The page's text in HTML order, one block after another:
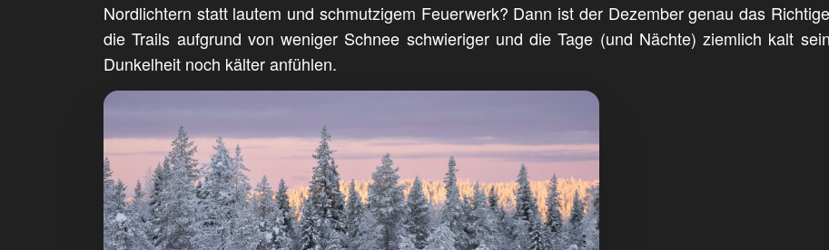
Nordlichtern statt lautem und schmutzigem Feuerwerk? Dann ist der Dezember genau das
die Trails aufgrund von weniger Schnee schwieriger und die Tage (und Nächte) ziemlich kalt
Dunkelheit noch kälter anfühlen.